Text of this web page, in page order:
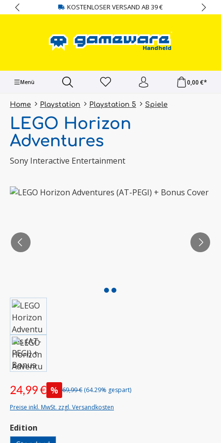
springen KOSTENLOSER VERSAND AB 39 €
Menü 0,00 €*
Home Playstation Playstation 5 Spiele
LEGO Horizon
Adventures
Sony Interactive Entertainment
Bildergalerie überspringen
24,99 € % 69,99 € (64.29% gespart)
Preise inkl. MwSt. zzgl. Versandkosten
Edition